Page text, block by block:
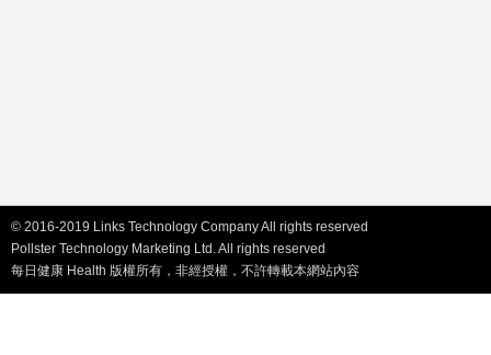
© 2016-2019 Links Technology Company All rights reserved
Pollster Technology Marketing Ltd. All rights reserved
每日健康 Health 版權所有，非經授權，不許轉載本網站內容